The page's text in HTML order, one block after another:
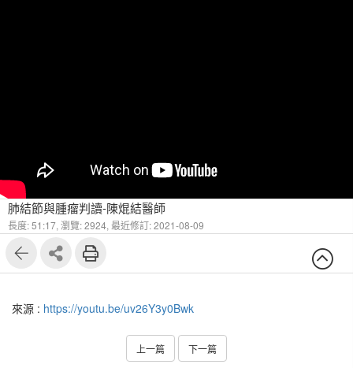
肺結節與腫瘤判讀-陳焜結醫師
長度: 51:17, 瀏覽: 2924, 最近修訂: 2021-08-09
來源 : https://youtu.be/uv26Y3y0Bwk
上一篇 下一篇